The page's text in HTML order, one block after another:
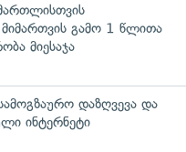
გამო 1 წლითა
მიესაჯა
დაზღვევა და
ინტერნეტი